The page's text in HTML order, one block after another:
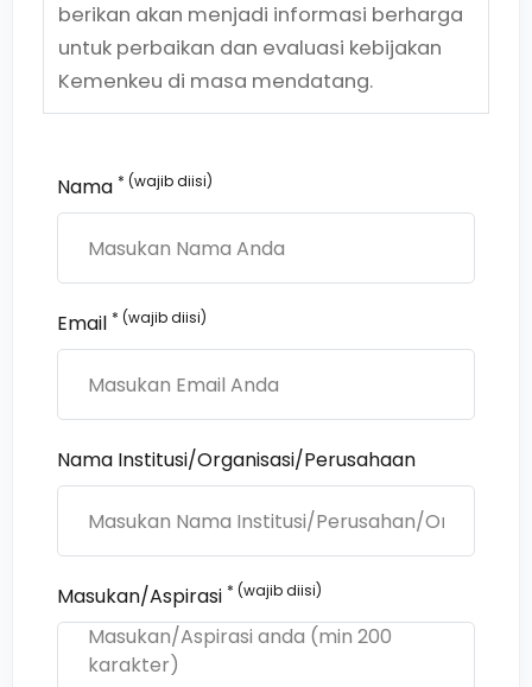
berikan akan menjadi informasi berharga
untuk perbaikan dan evaluasi kebijakan
Kemenkeu di masa mendatang.
Nama * (wajib diisi)
Email * (wajib diisi)
Nama Institusi/Organisasi/Perusahaan
Masukan/Aspirasi * (wajib diisi)